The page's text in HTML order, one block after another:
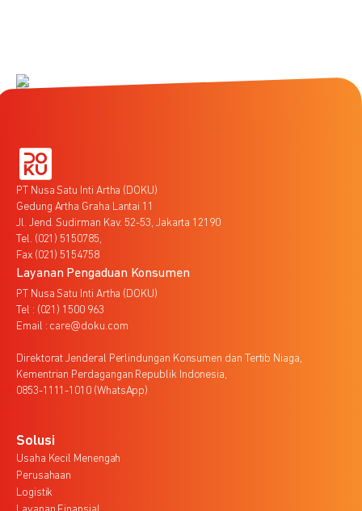
PT Nusa Satu Inti Artha (DOKU)
Gedung Artha Graha Lantai 11
Jl. Jend. Sudirman Kav. 52-53, Jakarta 12190
Tel. (021) 5150785,
Fax (021) 5154758
Layanan Pengaduan Konsumen
PT Nusa Satu Inti Artha (DOKU)
Tel : (021) 1500 963
Email : care@doku.com
Direktorat Jenderal Perlindungan Konsumen dan Tertib Niaga,
Kementrian Perdagangan Republik Indonesia,
0853-1111-1010 (WhatsApp)
Solusi
Usaha Kecil Menengah
Perusahaan
Logistik